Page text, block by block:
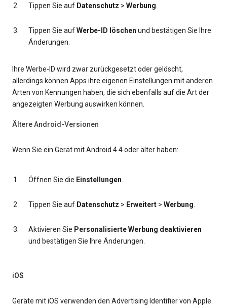
Tippen Sie auf Datenschutz > Werbung.
Tippen Sie aufWerbe-ID löschen und bestätigen Sie Ihre
Änderungen.
Ihre Werbe-ID wird zwar zurückgesetzt oder gelöscht,
allerdings können Apps ihre eigenen Einstellungen mit anderen
Arten von Kennungen haben, die sich ebenfalls auf die Art der
angezeigten Werbung auswirken können.
Ältere Android-Versionen
Wenn Sie ein Gerät mit Android 4.4 oder älter haben:
Öffnen Sie die Einstellungen.
Tippen Sie auf Datenschutz > Erweitert > Werbung.
Aktivieren Sie Personalisierte Werbung deaktivieren
und bestätigen Sie Ihre Änderungen.
iOS
Geräte mit iOS verwenden den Advertising Identifier von Apple.